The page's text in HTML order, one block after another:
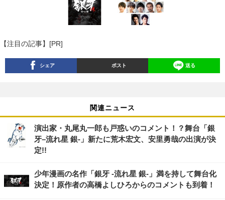
【注目の記事】[PR]
シェア ポスト 送る
関連ニュース
演出家・丸尾丸一郎も戸惑いのコメント！？舞台「銀
牙–流れ星 銀-」新たに荒木宏文、安里勇哉の出演が決
定!!
少年漫画の名作「銀牙 -流れ星 銀-」満を持して舞台化
決定！原作者の高橋よしひろからのコメントも到着！